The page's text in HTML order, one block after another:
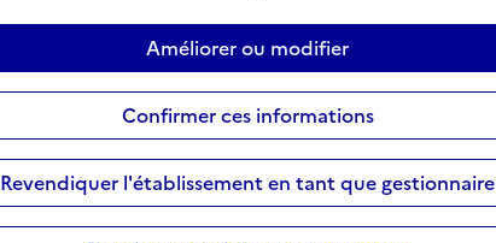
Améliorer ou modifier
Confirmer ces informations
Revendiquer l'établissement en tant que gestionnaire